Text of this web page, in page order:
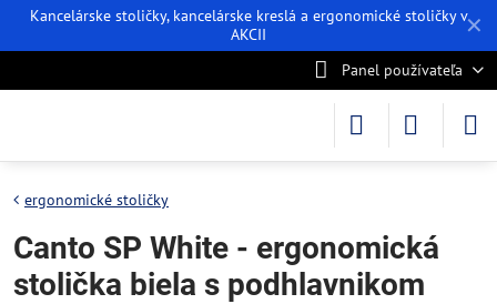
✕
Kancelárske stoličky, kancelárske kreslá a ergonomické stoličky v
AKCII
Panel používateľa
ergonomické stoličky
Canto SP White - ergonomická
stolička biela s podhlavnikom